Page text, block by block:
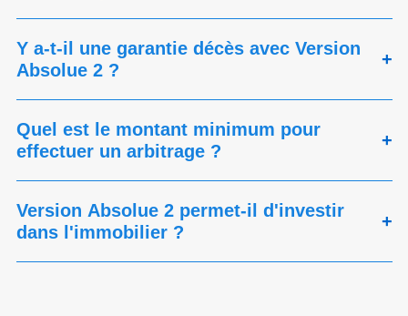
Y a-t-il une garantie décès avec Version
Absolue 2 ?
+
Quel est le montant minimum pour
effectuer un arbitrage ?
+
Version Absolue 2 permet-il d'investir
dans l'immobilier ?
+